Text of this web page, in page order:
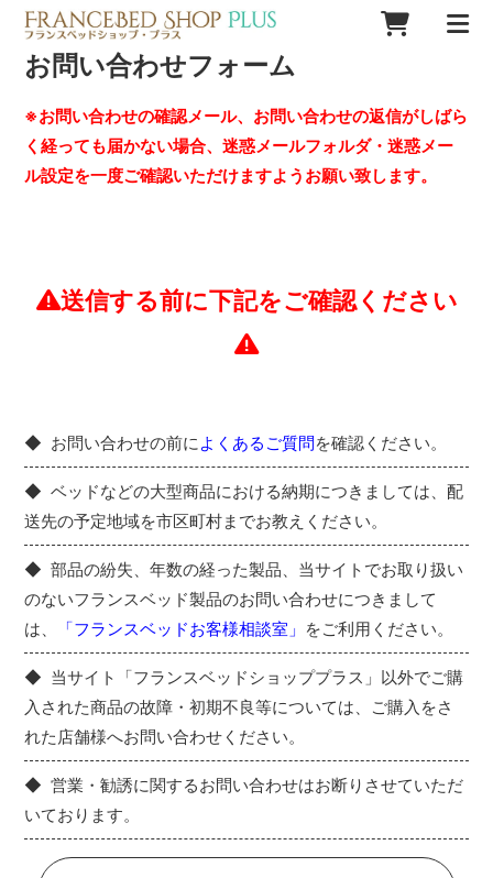
お問い合わせフォーム
※お問い合わせの確認メール、お問い合わせの返信がしばら
く経っても届かない場合、迷惑メールフォルダ・迷惑メー
ル設定を一度ご確認いただけますようお願い致します。
送信する前に下記をご確認ください
お問い合わせの前に よくあるご質問を確認ください。
ベッドなどの大型商品における納期につきましては、配
送先の予定地域を市区町村までお教えください。
部品の紛失、年数の経った製品、当サイトでお取り扱い
のないフランスベッド製品のお問い合わせにつきまして
は、
「フランスベッドお客様相談室」 をご利用ください。
当サイト「フランスベッドショッププラス」以外でご購
入された商品の故障・初期不良等については、ご購入をさ
れた店舗様へお問い合わせください。
営業・勧誘に関するお問い合わせはお断りさせていただ
いております。